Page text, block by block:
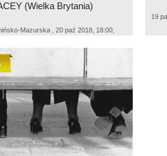
(Wielka Brytania)
Mazurska , 20 paź 2018, 18:00,
19